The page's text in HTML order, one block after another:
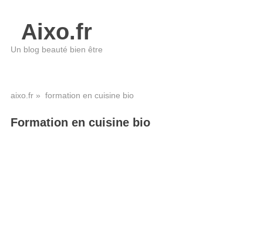
Aixo.fr
Un blog beauté bien être
aixo.fr» formation en cuisine bio
Formation en cuisine bio